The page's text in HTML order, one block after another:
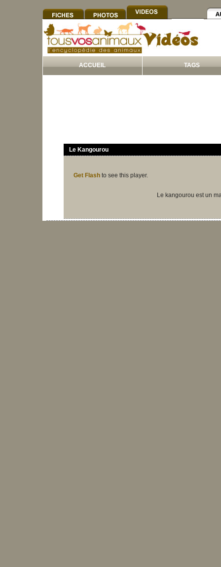
ACCUEIL TAGS
Le Kangourou
Get Flash to see this player.
Le kangourou est un